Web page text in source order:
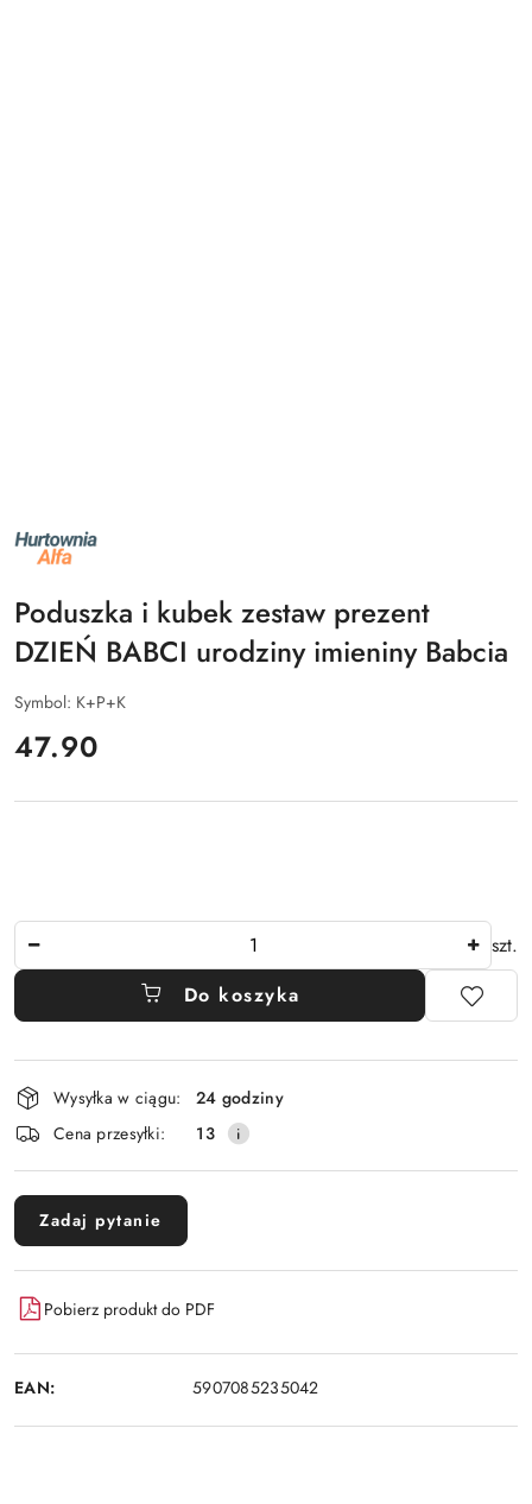
NAZWA
PRODUCENTA:
ALFA
Poduszka i kubek zestaw prezent
DZIEŃ BABCI urodziny imieniny Babcia
Symbol: K+P+K
cena:
47.90
szt.
Do koszyka
Dostępność
i
dostawa
Wysyłka w ciągu:
24 godziny
Cena przesyłki:
13
Zadaj pytanie
Pobierz produkt do PDF
EAN: 5907085235042